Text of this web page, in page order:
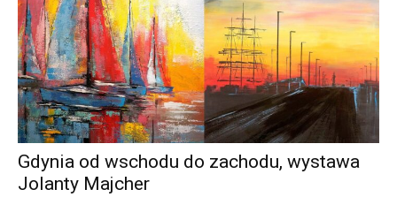
Gdynia od wschodu do zachodu, wystawa
Jolanty Majcher